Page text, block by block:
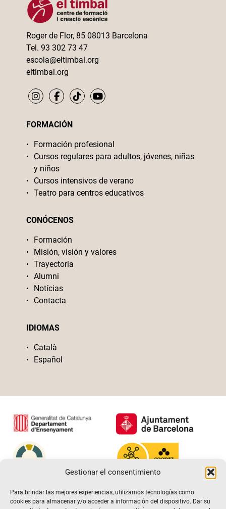
Gestionar el consentimiento
Para brindar las mejores experiencias, utilizamos tecnologías como
cookies para almacenar y/o acceder a información del dispositivo. Dar su
Roger de Flor, 85 08013 Barcelona
Tel. 93 302 73 47
escola@eltimbal.org
eltimbal.org
FORMACIÓN
Formación profesional
Cursos regulares para adultos, jóvenes, niñas
y niños
Cursos intensivos de verano
Teatro para centros educativos
CONÓCENOS
Formación
Misión, visión y valores
Trayectoria
Alumni
Notícias
Contacta
IDIOMAS
Català
Español